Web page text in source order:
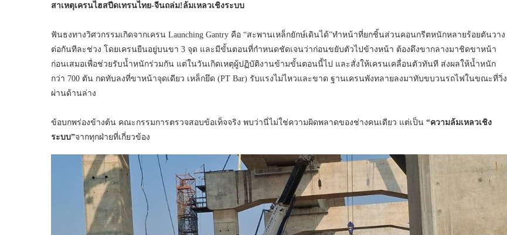
สาเหตุเครนไฮสปีดเทรนไทย-จีนถล่ม!ล้มเหลวเชิงระบบ
ฟันธงทางวิศวกรรมเกิดจากเครน Launching Gantry คือ “สะพานเหล็กยักษ์เดินได้”ทำหน้าที่ยกชิ้นส่วนคอนกรีตหนักหลายร้อยตันวาง
ต่อกันทีละช่วง โดยเครนยืนอยู่บนขา 3 จุด และมีขั้นตอนที่กำหนดชัดเจนว่าก่อนขยับตัวไปข้างหน้า ต้องดึงขากลางมาชิดขาหน้า
ก่อนเสมอเพื่อช่วยรับน้ำหนักร่วมกัน แต่ในวันเกิดเหตุผู้ปฏิบัติงานข้ามขั้นตอนนี้ไป และสั่งให้เครนเคลื่อนตัวทันที ส่งผลให้น้ำหนัก
กว่า 700 ตัน กดทับลงที่ขาหน้าจุดเดียว เหล็กยึด (PT Bar) รับแรงไม่ไหวและขาด ฐานเครนพังทลายลงมาทับขบวนรถไฟในขณะที่วิ่ง
ผ่านด้านล่าง
ข้อบกพร่องข้างต้น คณะกรรมการตรวจสอบข้อเท็จจริง พบว่านี่ไม่ใช่ความผิดพลาดของช่างคนเดียว แต่เป็น “ความล้มเหลวเชิง
ระบบ”จากทุกฝ่ายที่เกี่ยวข้อง